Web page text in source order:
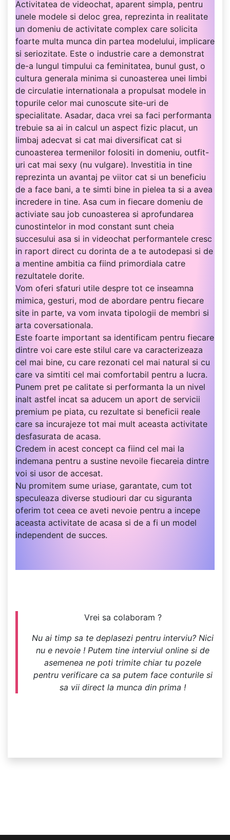
Activitatea de videochat, aparent simpla, pentru
unele modele si deloc grea, reprezinta in realitate
un domeniu de activitate complex care solicita
foarte multa munca din partea modelului, implicare
si seriozitate. Este o industrie care a demonstrat
de-a lungul timpului ca feminitatea, bunul gust, o
cultura generala minima si cunoasterea unei limbi
de circulatie internationala a propulsat modele in
topurile celor mai cunoscute site-uri de
specialitate. Asadar, daca vrei sa faci performanta
trebuie sa ai in calcul un aspect fizic placut, un
limbaj adecvat si cat mai diversificat cat si
cunoasterea termenilor folositi in domeniu, outfit-
uri cat mai sexy (nu vulgare). Investitia in tine
reprezinta un avantaj pe viitor cat si un beneficiu
de a face bani, a te simti bine in pielea ta si a avea
incredere in tine. Asa cum in fiecare domeniu de
activiate sau job cunoasterea si aprofundarea
cunostintelor in mod constant sunt cheia
succesului asa si in videochat performantele cresc
in raport direct cu dorinta de a te autodepasi si de
a mentine ambitia ca fiind primordiala catre
rezultatele dorite.
Vom oferi sfaturi utile despre tot ce inseamna
mimica, gesturi, mod de abordare pentru fiecare
site in parte, va vom invata tipologii de membri si
arta coversationala.
Este foarte important sa identificam pentru fiecare
dintre voi care este stilul care va caracterizeaza
cel mai bine, cu care rezonati cel mai natural si cu
care va simtiti cel mai comfortabil pentru a lucra.
Punem pret pe calitate si performanta la un nivel
inalt astfel incat sa aducem un aport de servicii
premium pe piata, cu rezultate si beneficii reale
care sa incurajeze tot mai mult aceasta activitate
desfasurata de acasa.
Credem in acest concept ca fiind cel mai la
indemana pentru a sustine nevoile fiecareia dintre
voi si usor de accesat.
Nu promitem sume uriase, garantate, cum tot
speculeaza diverse studiouri dar cu siguranta
oferim tot ceea ce aveti nevoie pentru a incepe
aceasta activitate de acasa si de a fi un model
independent de succes.
Vrei sa colaboram ?
Nu ai timp sa te deplasezi pentru interviu? Nici
nu e nevoie ! Putem tine interviul online si de
asemenea ne poti trimite chiar tu pozele
pentru verificare ca sa putem face conturile si
sa vii direct la munca din prima !